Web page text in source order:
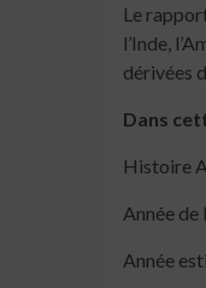
Le
l’Inde,
dérivées
Dans
Histoire
Année de
Année